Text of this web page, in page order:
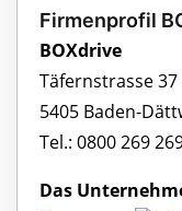
Firmenprofil
BOXdrive
Täfernstrasse 37
5405 Baden-
Tel.: 0800 269
Das